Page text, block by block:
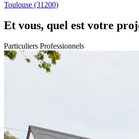
Toulouse (31200)
Et vous, quel est votre
Particuliers Professionnels